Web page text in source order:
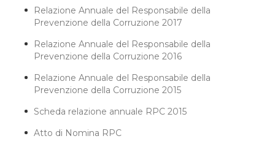
Relazione Annuale del Responsabile della
Prevenzione della Corruzione 2017
Relazione Annuale del Responsabile della
Prevenzione della Corruzione 2016
Relazione Annuale del Responsabile della
Prevenzione della Corruzione 2015
Scheda relazione annuale RPC 2015
Atto di Nomina RPC